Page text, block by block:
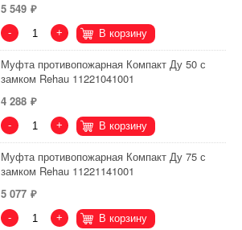
5 549
- + В корзину
Муфта противопожарная Компакт Ду 50 с
замком Rehau 11221041001
4 288
- + В корзину
Муфта противопожарная Компакт Ду 75 с
замком Rehau 11221141001
5 077
- + В корзину